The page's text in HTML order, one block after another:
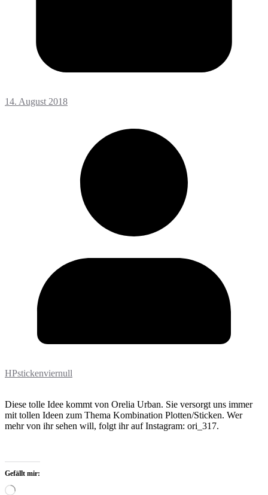
14. August 2018
HPstickenviernull
Diese tolle Idee kommt von Orelia Urban. Sie versorgt uns immer
mit tollen Ideen zum Thema Kombination Plotten/Sticken. Wer
mehr von ihr sehen will, folgt ihr auf Instagram: ori_317.
Gefällt mir:
Wird